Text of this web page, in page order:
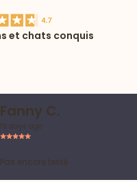
et chats conquis
Fanny C.
19 days ago
Pas encore testé